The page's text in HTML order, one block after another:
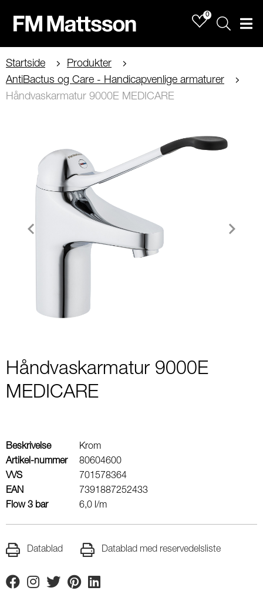
0
Sök
Startside
Produkter
AntiBactus og Care - Handicapvenlige armaturer
Håndvaskarmatur 9000E MEDICARE
Håndvaskarmatur 9000E
MEDICARE
Beskrivelse
Krom
Artikel-nummer
80604600
VVS
701578364
EAN
7391887252433
Flow 3 bar
6,0 l/m
Datablad Datablad med reservedelsliste
FacebookInstagram
TwitterPinterestLinkedin